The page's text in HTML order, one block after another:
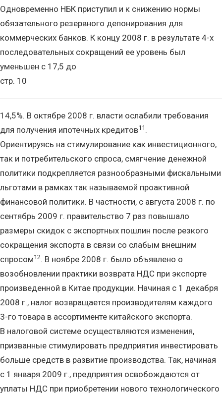
Одновременно НБК приступил и к снижению нормы
обязательного резервного депонирования для
коммерческих банков. К концу 2008 г. в результате 4-х
последовательных сокращений ее уровень был
уменьшен с 17,5 до
стр. 10
14,5%. В октябре 2008 г. власти ослабили требования
для получения ипотечных кредитов11 .
Ориентируясь на стимулирование как инвестиционного,
так и потребительского спроса, смягчение денежной
политики подкрепляется разнообразными фискальными
льготами в рамках так называемой проактивной
финансовой политики. В частности, с августа 2008 г. по
сентябрь 2009 г. правительство 7 раз повышало
размеры скидок с экспортных пошлин после резкого
сокращения экспорта в связи со слабым внешним
спросом12. В ноябре 2008 г. было объявлено о
возобновлении практики возврата НДС при экспорте
произведенной в Китае продукции. Начиная с 1 декабря
2008 г., налог возвращается производителям каждого
3-го товара в ассортименте китайского экспорта.
В налоговой системе осуществляются изменения,
призванные стимулировать предприятия инвестировать
больше средств в развитие производства. Так, начиная
с 1 января 2009 г., предприятия освобождаются от
уплаты НДС при приобретении нового технологического